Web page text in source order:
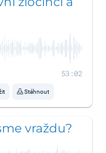
53:02
Stáhnout
vraždu?